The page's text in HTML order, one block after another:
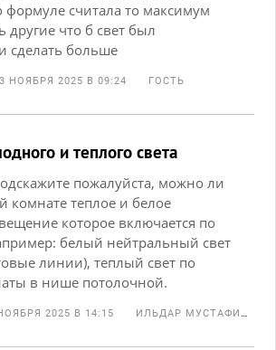
считала то максимум
другие что б свет был
сделать больше
НОЯБРЯ 2025 В 09:24 ГОСТЬ
и теплого света
пожалуйста, можно ли
комнате теплое и белое
которое включается по
белый нейтральный свет
линии), теплый свет по
в нише потолочной.
2025 В 14:15 ИЛЬДАР МУСТАФИН